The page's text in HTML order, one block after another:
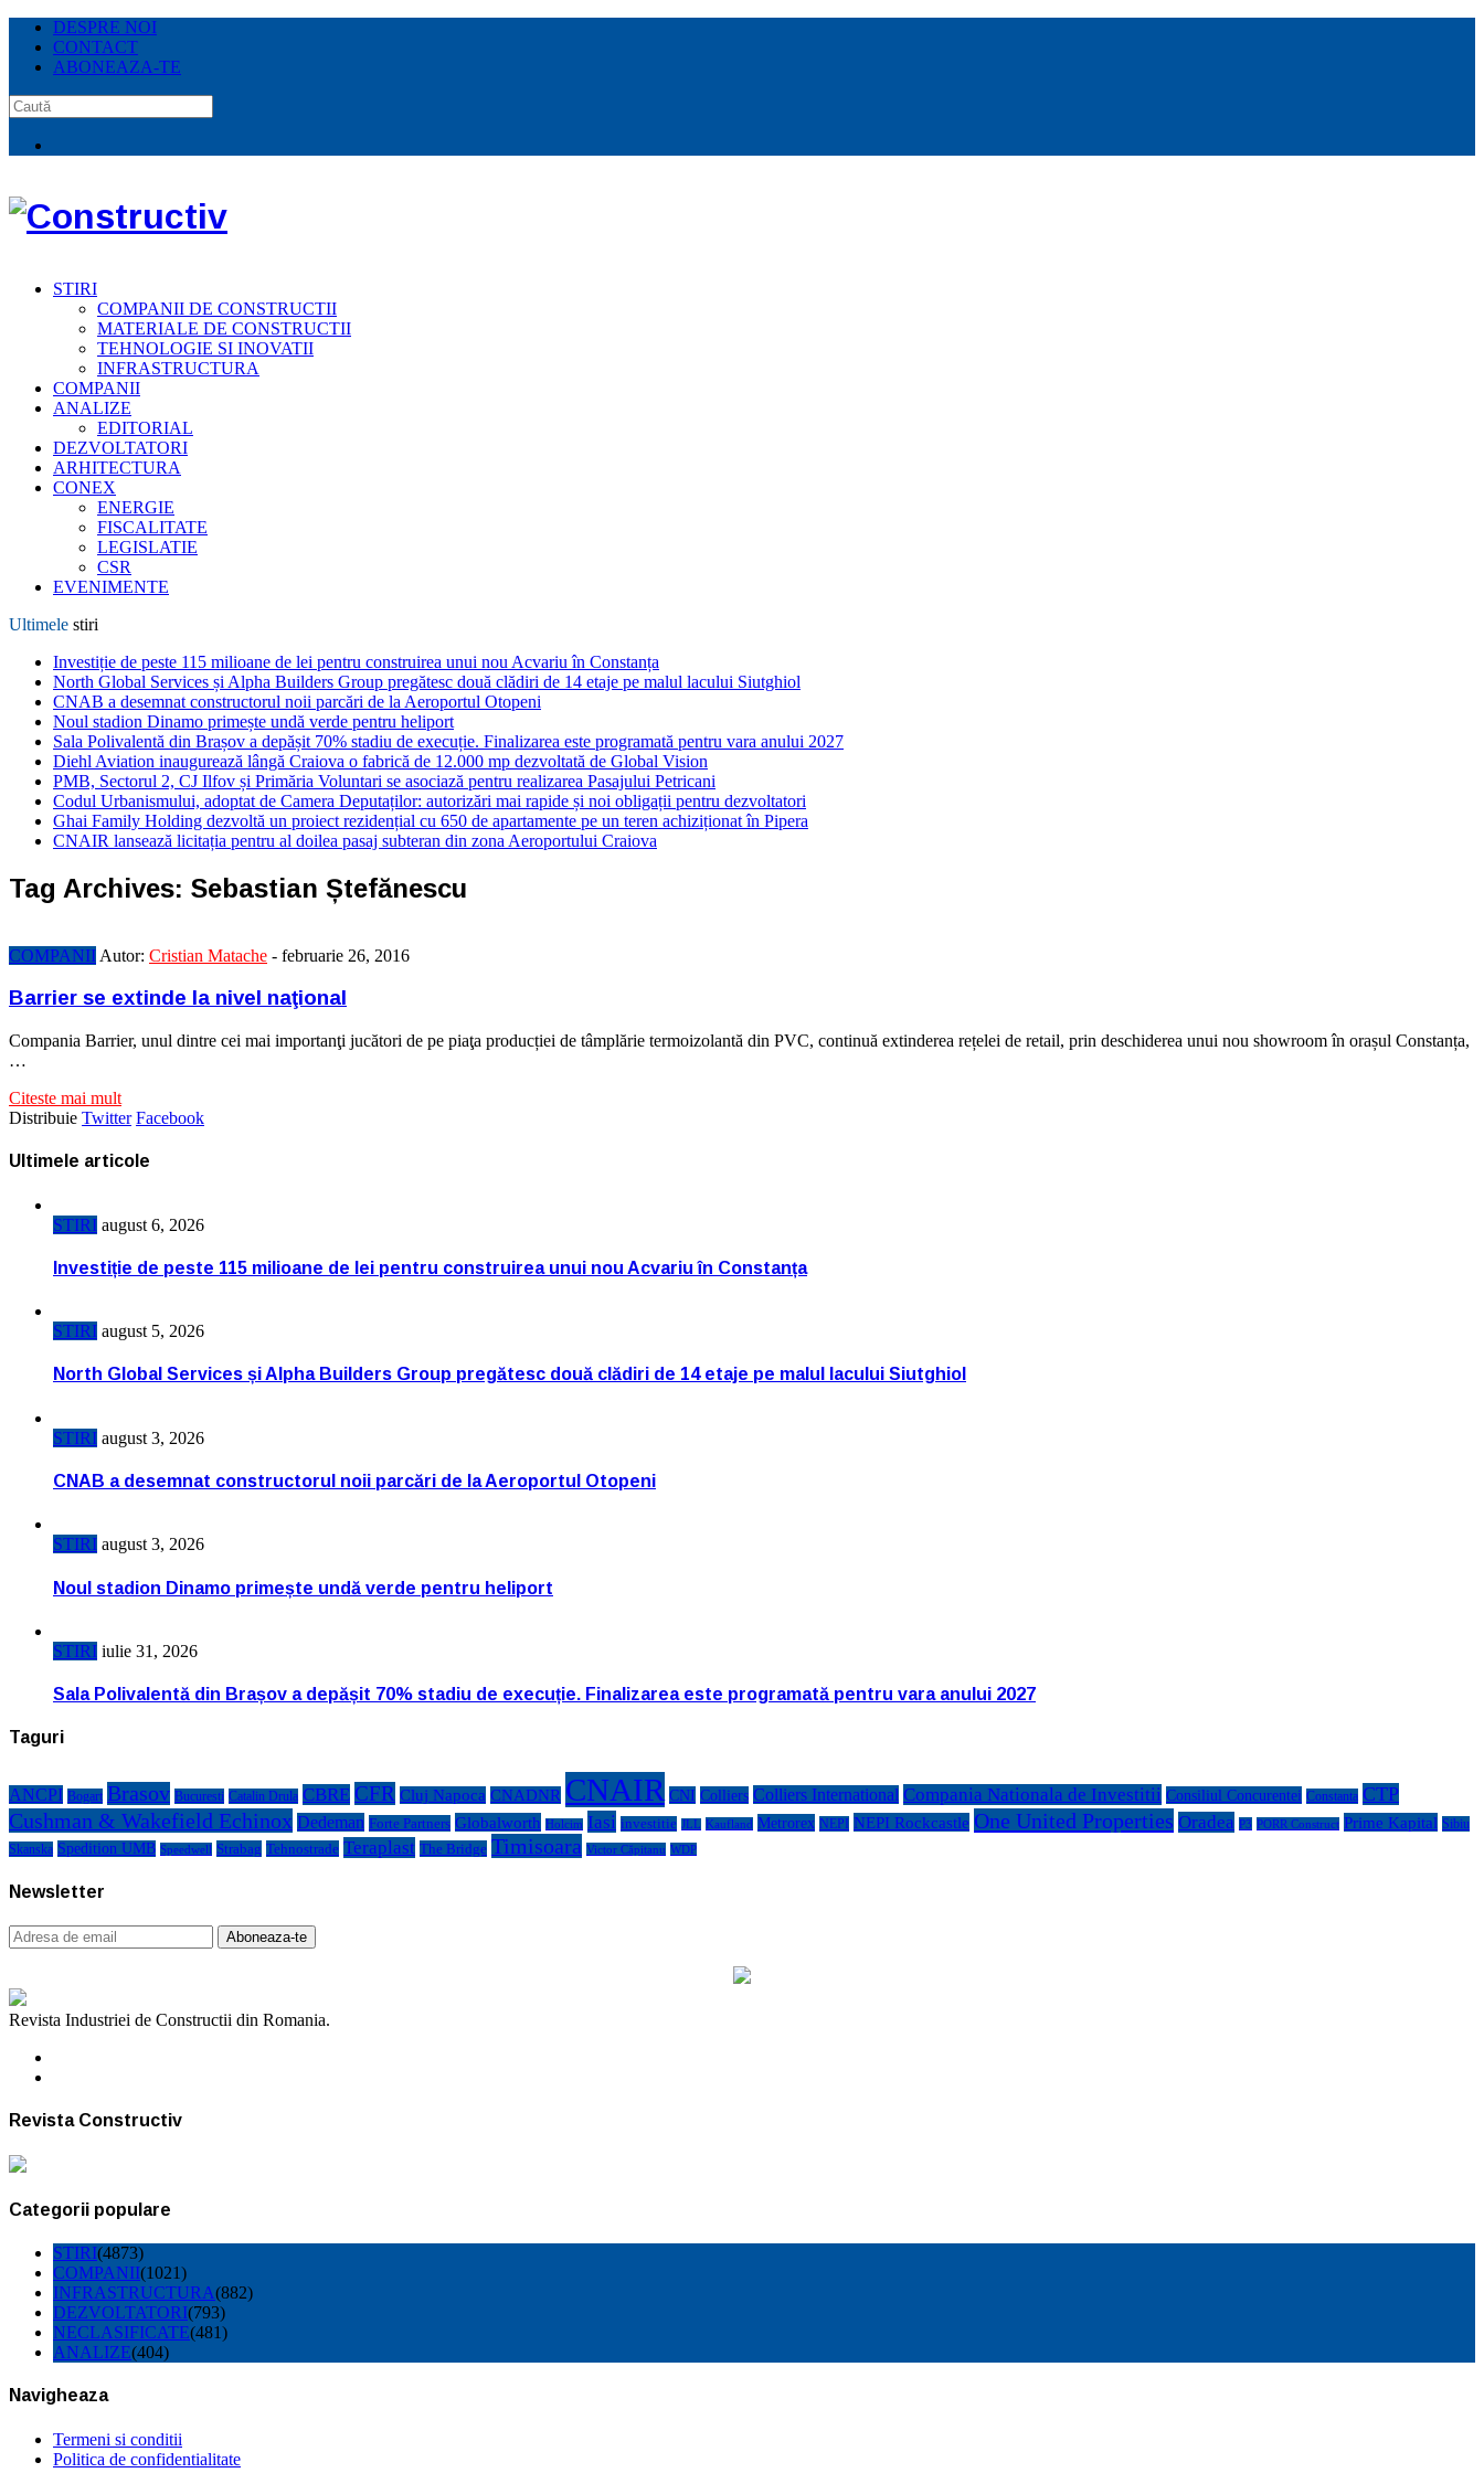
DESPRE NOI
CONTACT
ABONEAZA-TE
STIRI
COMPANII DE CONSTRUCTII
MATERIALE DE CONSTRUCTII
TEHNOLOGIE SI INOVATII
INFRASTRUCTURA
COMPANII
ANALIZE
EDITORIAL
DEZVOLTATORI
ARHITECTURA
CONEX
ENERGIE
FISCALITATE
LEGISLATIE
CSR
EVENIMENTE
Ultimele stiri
Investiție de peste 115 milioane de lei pentru construirea unui nou Acvariu în Constanța
North Global Services și Alpha Builders Group pregătesc două clădiri de 14 etaje pe malul lacului Siutghiol
CNAB a desemnat constructorul noii parcări de la Aeroportul Otopeni
Noul stadion Dinamo primește undă verde pentru heliport
Sala Polivalentă din Brașov a depășit 70% stadiu de execuție. Finalizarea este programată pentru vara anului 2027
Diehl Aviation inaugurează lângă Craiova o fabrică de 12.000 mp dezvoltată de Global Vision
PMB, Sectorul 2, CJ Ilfov și Primăria Voluntari se asociază pentru realizarea Pasajului Petricani
Codul Urbanismului, adoptat de Camera Deputaților: autorizări mai rapide și noi obligații pentru dezvoltatori
Ghai Family Holding dezvoltă un proiect rezidențial cu 650 de apartamente pe un teren achiziționat în Pipera
CNAIR lansează licitația pentru al doilea pasaj subteran din zona Aeroportului Craiova
Tag Archives: Sebastian Ștefănescu
COMPANII Autor: Cristian Matache - februarie 26, 2016
Barrier se extinde la nivel naţional
Compania Barrier, unul dintre cei mai importanţi jucători de pe piaţa producției de tâmplărie termoizolantă din PVC, continuă extinderea rețelei de retail, prin deschiderea unui nou showroom în orașul Constanța,
…
Citeste mai mult
Distribuie Twitter Facebook
Ultimele articole
STIRI august 6, 2026
Investiție de peste 115 milioane de lei pentru construirea unui nou Acvariu în Constanța
STIRI august 5, 2026
North Global Services și Alpha Builders Group pregătesc două clădiri de 14 etaje pe malul lacului Siutghiol
STIRI august 3, 2026
CNAB a desemnat constructorul noii parcări de la Aeroportul Otopeni
STIRI august 3, 2026
Noul stadion Dinamo primește undă verde pentru heliport
STIRI iulie 31, 2026
Sala Polivalentă din Brașov a depășit 70% stadiu de execuție. Finalizarea este programată pentru vara anului 2027
Taguri
ANCPI Bogart Brasov Bucuresti Catalin Drula CBRE CFR Cluj Napoca CNADNR CNAIR CNI Colliers Colliers International Compania Nationala de Investitii Consiliul Concurentei Constanta CTP
Cushman & Wakefield Echinox Dedeman Forte Partners Globalworth Holcim Iasi investitie JLL Kaufland Metrorex NEPI NEPI Rockcastle One United Properties Oradea P3 PORR Construct Prime Kapital Sibiu
Skanska Spedition UMB Speedwell Strabag Tehnostrade Teraplast The Bridge Timisoara Victor Căpitanu WDP
Newsletter
Revista Industriei de Constructii din Romania.
Revista Constructiv
Categorii populare
STIRI(4873)
COMPANII(1021)
INFRASTRUCTURA(882)
DEZVOLTATORI(793)
NECLASIFICATE(481)
ANALIZE(404)
Navigheaza
Termeni si conditii
Politica de confidentialitate